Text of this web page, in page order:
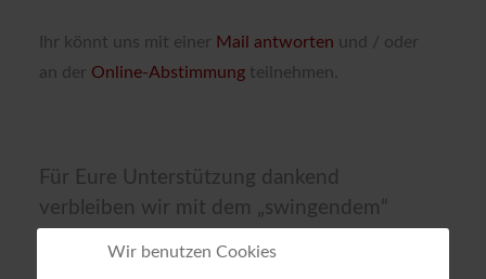
Ihr könnt uns mit einer Mail antworten und / oder
an der Online-Abstimmung teilnehmen.
Für Eure Unterstützung dankend
verbleiben wir mit dem „swingendem“
Wir benutzen Cookies